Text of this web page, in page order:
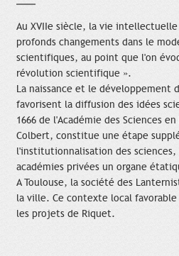
Au XVIIe siècle, la vie
profonds changements dans le
scientifiques, au point que l'on
révolution scientifique ».
La naissance et le développement
favorisent la diffusion des idées
1666 de l'Académie des Sciences
Colbert, constitue une étape
l'institutionnalisation des
académies privées un organe
A Toulouse, la société des
la ville. Ce contexte local
les projets de Riquet.